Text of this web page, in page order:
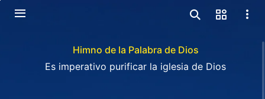
Himno de la Palabra de Dios
Es imperativo purificar la iglesia de Dios